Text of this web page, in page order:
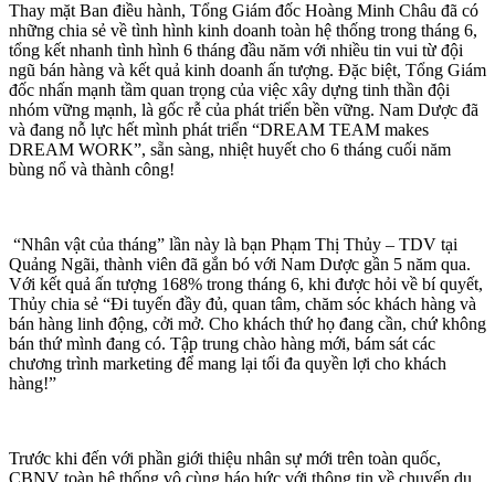
Thay mặt Ban điều hành, Tổng Giám đốc Hoàng Minh Châu đã có
những chia sẻ về tình hình kinh doanh toàn hệ thống trong tháng 6,
tổng kết nhanh tình hình 6 tháng đầu năm với nhiều tin vui từ đội
ngũ bán hàng và kết quả kinh doanh ấn tượng. Đặc biệt, Tổng Giám
đốc nhấn mạnh tầm quan trọng của việc xây dựng tinh thần đội
nhóm vững mạnh, là gốc rễ của phát triển bền vững. Nam Dược đã
và đang nỗ lực hết mình phát triển “DREAM TEAM makes
DREAM WORK”, sẵn sàng, nhiệt huyết cho 6 tháng cuối năm
bùng nổ và thành công!
“Nhân vật của tháng” lần này là bạn Phạm Thị Thủy – TDV tại
Quảng Ngãi, thành viên đã gắn bó với Nam Dược gần 5 năm qua.
Với kết quả ấn tượng 168% trong tháng 6, khi được hỏi về bí quyết,
Thủy chia sẻ “Đi tuyến đầy đủ, quan tâm, chăm sóc khách hàng và
bán hàng linh động, cởi mở. Cho khách thứ họ đang cần, chứ không
bán thứ mình đang có. Tập trung chào hàng mới, bám sát các
chương trình marketing để mang lại tối đa quyền lợi cho khách
hàng!”
Trước khi đến với phần giới thiệu nhân sự mới trên toàn quốc,